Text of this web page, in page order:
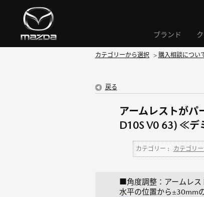
ブランド
カテゴリーから選択 > 購入相談につい
戻る
アームレストがパ
D10S V0 63) ≪デ
カテゴリー : カテゴリ
■角度調整：アームレ
水平の位置から±30mm